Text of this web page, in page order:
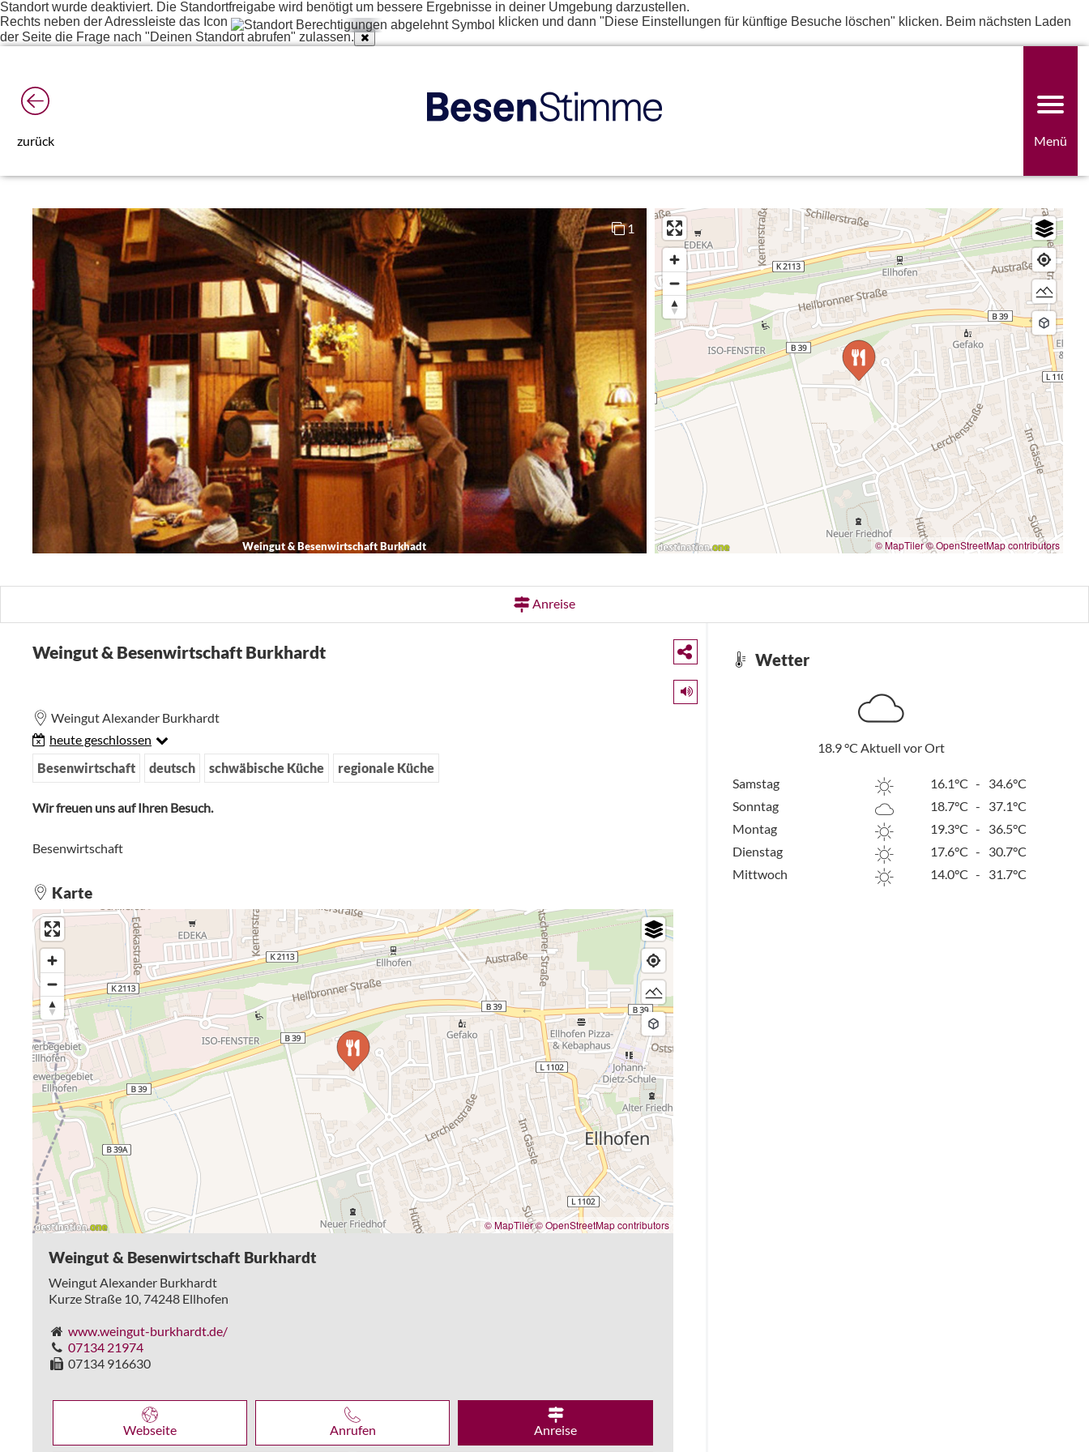
Standort wurde deaktiviert. Die Standortfreigabe wird benötigt um bessere Ergebnisse in deiner Umgebung darzustellen.
Rechts neben der Adressleiste das Icon
klicken und dann "Diese Einstellungen für künftige Besuche löschen" klicken. Beim nächsten Laden
der Seite die Frage nach "Deinen Standort abrufen" zulassen.
zurück Menü
Weingut & Besenwirtschaft Burkhadt
1
© MapTiler© OpenStreetMap contributors
Anreise
Weingut & Besenwirtschaft Burkhardt
Weingut Alexander Burkhardt
heute geschlossen
Besenwirtschaft
deutsch schwäbische Küche regionale Küche
Wir freuen uns auf Ihren Besuch.
Besenwirtschaft
Karte
© MapTiler© OpenStreetMap contributors
Weingut & Besenwirtschaft Burkhardt
Weingut Alexander Burkhardt
Kurze Straße 10, 74248 Ellhofen
www.weingut-burkhardt.de/
07134 21974
07134 916630
Webseite Anrufen Anreise
Wetter
18.9°C Aktuell vor Ort
Samstag 16.1°C -
34.6°C
Sonntag
18.7°C -
37.1°C
Montag
19.3°C -
36.5°C
Dienstag
17.6°C -
30.7°C
Mittwoch
14.0°C - 31.7°C